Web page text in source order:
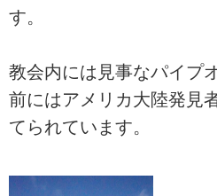
す。
教会内には見事なパイプ
前にはアメリカ大陸発見
てられています。